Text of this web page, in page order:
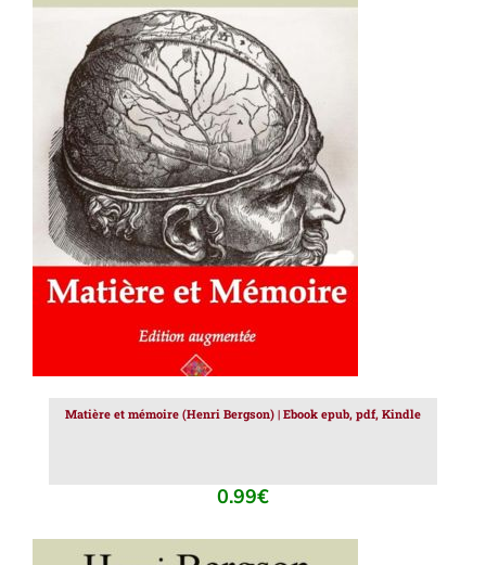
AJOUTER AU PANIER / DÉTAILS
Matière et mémoire (Henri Bergson) | Ebook epub, pdf, Kindle
0.99€